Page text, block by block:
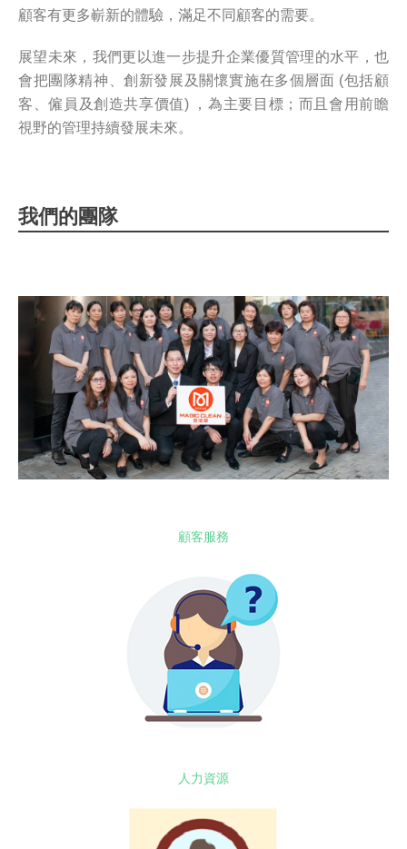
顧客有更多嶄新的體驗，滿足不同顧客的需要。
展望未來，我們更以進一步提升企業優質管理的水平，也
會把團隊精神、創新發展及關懷實施在多個層面 (包括顧
客、僱員及創造共享價值) ，為主要目標；而且會用前瞻
視野的管理持續發展未來。
我們的團隊
顧客服務
人力資源